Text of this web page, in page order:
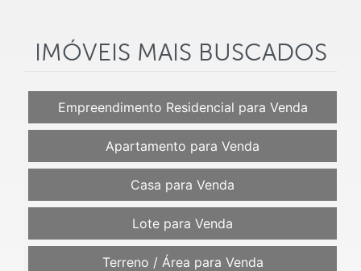
IMÓVEIS MAIS BUSCADOS
Empreendimento Residencial para Venda
Apartamento para Venda
Casa para Venda
Lote para Venda
Terreno / Área para Venda